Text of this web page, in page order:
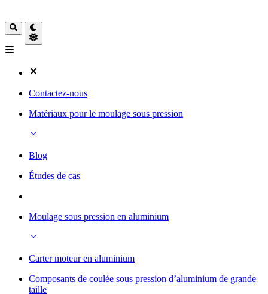
Contactez-nous
Matériaux pour le moulage sous pression
Blog
Études de cas
Moulage sous pression en aluminium
Carter moteur en aluminium
Composants de coulée sous pression d’aluminium de grande
taille